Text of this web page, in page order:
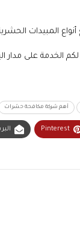
المبيدات
الخدمة على مدار
أهم شركة مكافحة حشرات
Pinterest